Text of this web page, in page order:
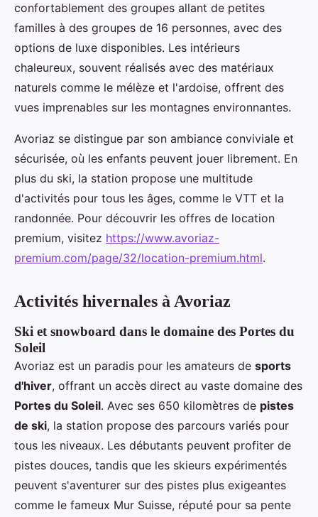
confortablement des groupes allant de petites
familles à des groupes de 16 personnes, avec des
options de luxe disponibles. Les intérieurs
chaleureux, souvent réalisés avec des matériaux
naturels comme le mélèze et l'ardoise, offrent des
vues imprenables sur les montagnes environnantes.
Avoriaz se distingue par son ambiance conviviale et
sécurisée, où les enfants peuvent jouer librement. En
plus du ski, la station propose une multitude
d'activités pour tous les âges, comme le VTT et la
randonnée. Pour découvrir les offres de location
premium, visitez https://www.avoriaz-
premium.com/page/32/location-premium.html.
Activités hivernales à Avoriaz
Ski et snowboard dans le domaine des Portes du
Soleil
Avoriaz est un paradis pour les amateurs de sports
d'hiver, offrant un accès direct au vaste domaine des
Portes du Soleil. Avec ses 650 kilomètres de pistes
de ski, la station propose des parcours variés pour
tous les niveaux. Les débutants peuvent profiter de
pistes douces, tandis que les skieurs expérimentés
peuvent s'aventurer sur des pistes plus exigeantes
comme le fameux Mur Suisse, réputé pour sa pente